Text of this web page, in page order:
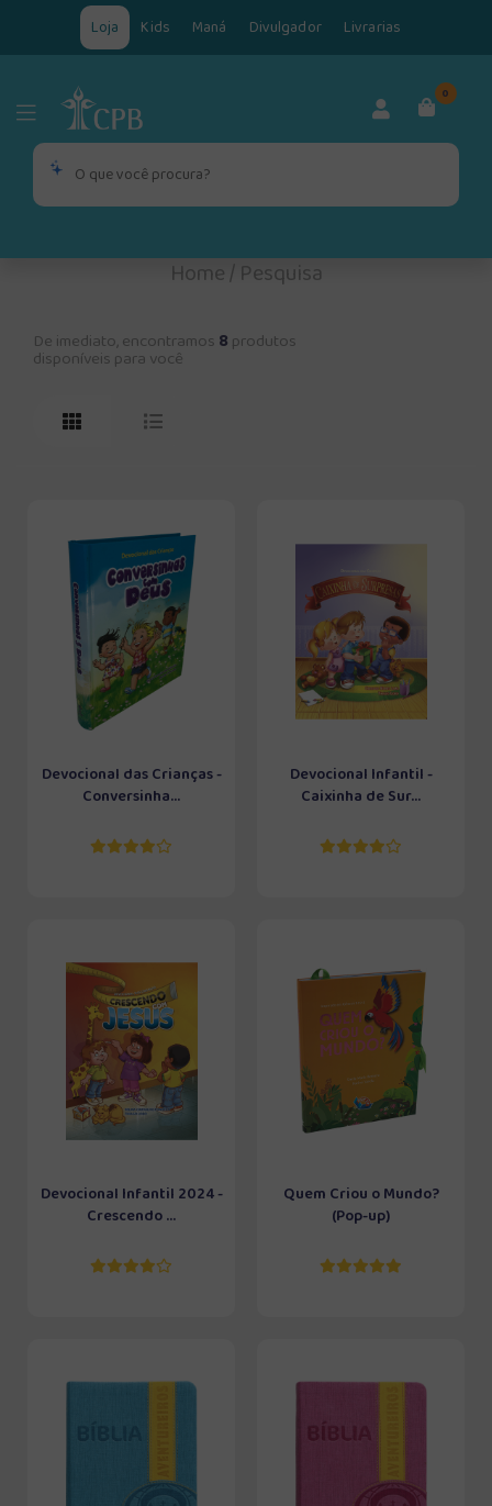
Loja Kids Maná Divulgador Livrarias
0
Home/Pesquisa
De imediato, encontramos 8 produtos
disponíveis para você
Devocional das Crianças -
Conversinha...
Devocional Infantil -
Caixinha de Sur...
Devocional Infantil 2024 -
Crescendo ...
Quem Criou o Mundo?
(Pop-up)